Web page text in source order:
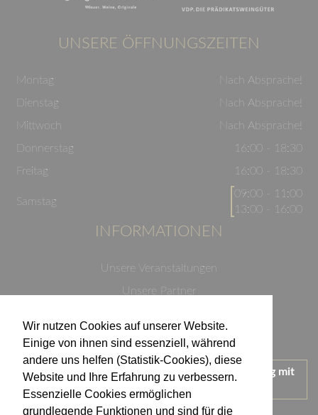
Wir nutzen Cookies auf unserer Website.
Einige von ihnen sind essenziell, während
andere uns helfen (Statistik-Cookies), diese
Website und Ihre Erfahrung zu verbessern.
Essenzielle Cookies ermöglichen
grundlegende Funktionen und sind für die
UNSERE ÖFFNUNGSZEITEN
Montag
Nach Absprache!
Dienstag
Nach Absprache!
Mittwoch
Nach Absprache!
Donnerstag
16:00 - 18:30
Freitag
16:00 - 18:30
Samstag
09:00 - 11:00
13:00 - 16:00
INFORMATIONEN
Unsere Veranstaltungen
Unsere Partner
Impressum
Wir treten für einen verantwortungsvollen Umgang mit
Alkohol ein.
KONTAKT